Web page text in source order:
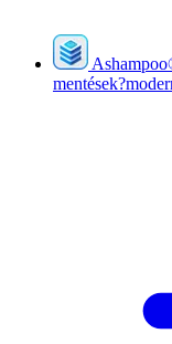
Ashampoo